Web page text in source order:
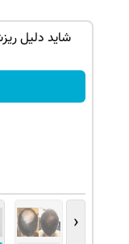
شاید دلیل
‹